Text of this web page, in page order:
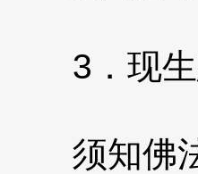
3．现生
须知佛